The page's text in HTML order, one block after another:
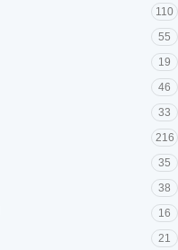
110
55
19
46
33
216
35
38
16
21